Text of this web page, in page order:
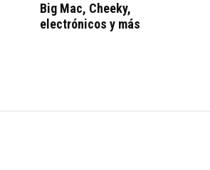
Big Mac, Cheeky,
electrónicos y más